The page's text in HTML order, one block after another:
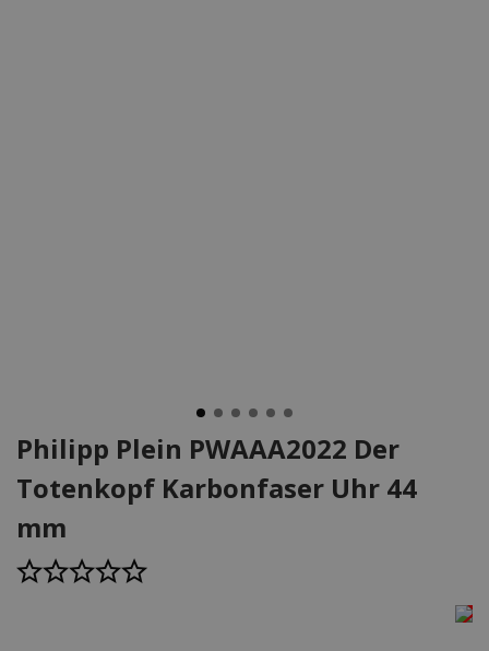
Philipp Plein PWAAA2022 Der
Totenkopf Karbonfaser Uhr 44
mm